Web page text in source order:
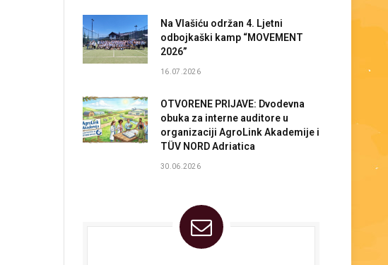
Na Vlašiću održan 4. Ljetni
odbojkaški kamp “MOVEMENT
2026”
16.07.2026
OTVORENE PRIJAVE: Dvodevna
obuka za interne auditore u
organizaciji AgroLink Akademije i
TÜV NORD Adriatica
30.06.2026